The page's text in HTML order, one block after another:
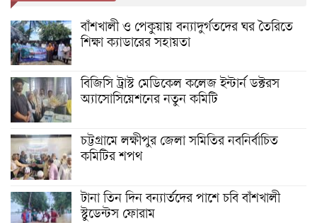
বাঁশখালী ও পেকুয়ায় বন্যাদুর্গতদের ঘর তৈরিতে
শিক্ষা ক্যাডারের সহায়তা
বিজিসি ট্রাস্ট মেডিকেল কলেজ ইন্টার্ন ডক্টরস
অ্যাসোসিয়েশনের নতুন কমিটি
চট্টগ্রামে লক্ষীপুর জেলা সমিতির নবনির্বাচিত
কমিটির শপথ
টানা তিন দিন বন্যার্তদের পাশে চবি বাঁশখালী
স্টুডেন্টস ফোরাম